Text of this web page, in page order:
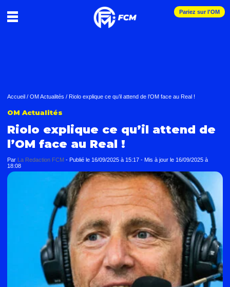
Pariez sur l'OM
Accueil / OM Actualités / Riolo explique ce qu’il attend de l’OM face au Real !
OM Actualités
Riolo explique ce qu’il attend de
l’OM face au Real !
Par La Redaction FCM - Publié le 16/09/2025 à 15:17 - Mis à jour le 16/09/2025 à
18:08